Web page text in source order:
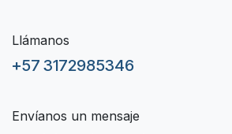
Llámanos
+57 3172985346
Envíanos un mensaje